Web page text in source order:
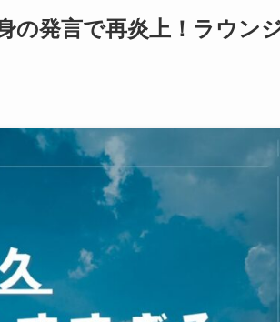
の発言で再炎上！ラウン